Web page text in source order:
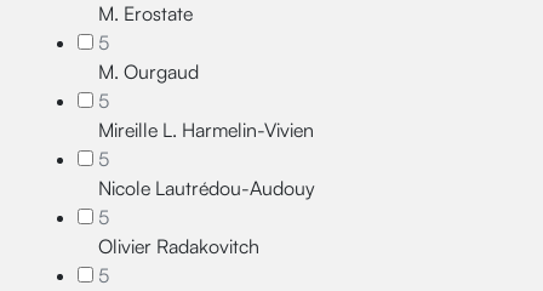
M. Erostate
5
M. Ourgaud
5
Mireille L. Harmelin-Vivien
5
Nicole Lautrédou-Audouy
5
Olivier Radakovitch
5